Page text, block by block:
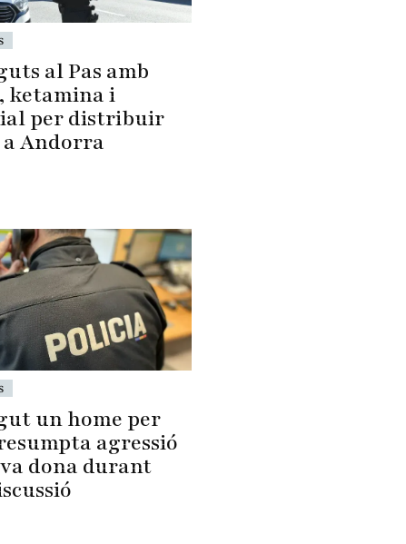
al Pas amb
ketamina i
per distribuir
Andorra
un home per
agressió
dona durant